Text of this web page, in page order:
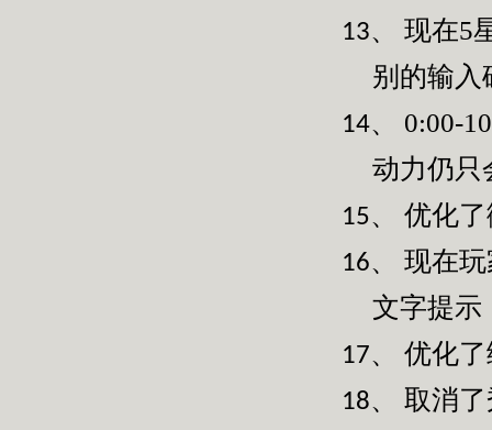
13、 现在5
别的输入
14、
0:00-
动力仍只
15、 优化
16、
现在
文字提示
17、 优化
18、 取消